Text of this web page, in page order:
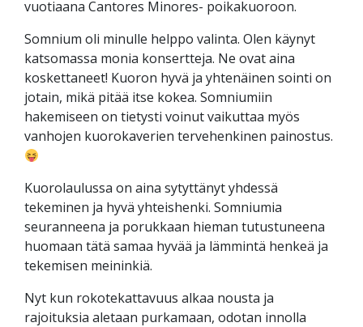
vuotiaana Cantores Minores- poikakuoroon.
Somnium oli minulle helppo valinta. Olen käynyt
katsomassa monia konsertteja. Ne ovat aina
koskettaneet! Kuoron hyvä ja yhtenäinen sointi on
jotain, mikä pitää itse kokea. Somniumiin
hakemiseen on tietysti voinut vaikuttaa myös
vanhojen kuorokaverien tervehenkinen painostus.
Kuorolaulussa on aina sytyttänyt yhdessä
tekeminen ja hyvä yhteishenki. Somniumia
seuranneena ja porukkaan hieman tutustuneena
huomaan tätä samaa hyvää ja lämmintä henkeä ja
tekemisen meininkiä.
Nyt kun rokotekattavuus alkaa nousta ja
rajoituksia aletaan purkamaan, odotan innolla